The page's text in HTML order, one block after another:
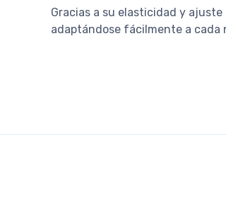
Gracias a su elasticidad y
adaptándose fácilmente a cada